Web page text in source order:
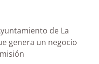
de La
genera un negocio
Inadmisión